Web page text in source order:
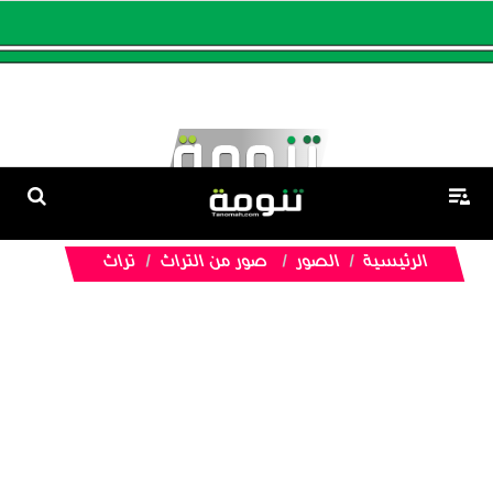
الرئيسية الصور صور من التراث تراث